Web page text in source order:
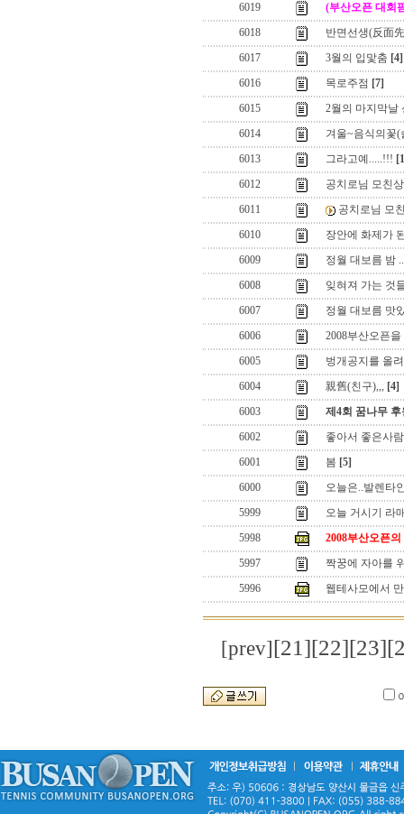
6019
(부산오픈 대회
6018
반면선생(反面
6017
3월의 입맟춤 [4]
6016
목로주점 [7]
6015
2월의 마지막날
6014
겨울~음식의꽃(
6013
그라고예.....!!!
6012
공치로님 모친상
6011
공치로님 모
6010
장안에 화제가
6009
정월 대보름 밤
6008
잊혀져 가는 것
6007
정월 대보름 맛
6006
2008부산오픈
6005
벙개공지를 올
6004
親舊(친구),,, [4]
6003
제4회 꿈나무
6002
좋아서 좋은사람
6001
봄 [5]
6000
오늘은..발렌타
5999
오늘 거시기 라
5998
2008부산오픈
5997
짝꿍에 자아를
5996
웹테사모에서
[prev][21][22][23]